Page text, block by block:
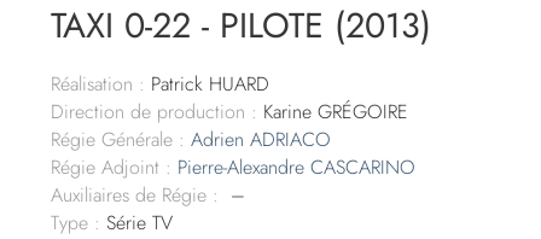
TAXI 0-22 - PILOTE (2013)
Réalisation : Patrick HUARD
Direction de production : Karine GRÉGOIRE
Régie Générale : Adrien ADRIACO
Régie Adjoint : Pierre-Alexandre CASCARINO
Auxiliaires de Régie : –
Type : Série TV